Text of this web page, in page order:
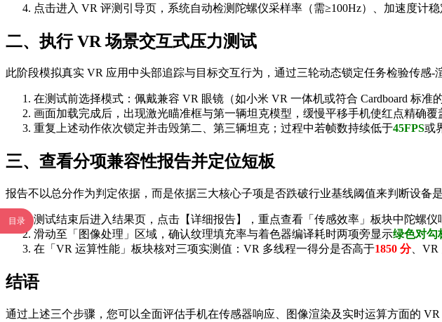
目录
点击进入 VR 评测引导页，系统自动检测陀螺仪采样率（需≥100Hz）、加速度计
二、执行 VR 场景交互式压力测试
此阶段模拟真实 VR 应用中头部追踪与目标交互行为，通过三轮动态锁定任务检验传感
在测试前选择模式：佩戴兼容 VR 眼镜（如小米 VR 一体机或符合 Cardboard 标准
画面加载完成后，出现激光瞄准框与第一辆坦克模型，缓慢平移手机使红点精确
重复上述动作依次锁定并击毁第二、第三辆坦克；过程中若帧数持续低于45FPS或
三、查看分项兼容性报告并定位短板
报告不以总分作为判定依据，而是依据三大核心子项是否跌破行业基线阈值来判断设备
测试结束后进入结果页，点击【详细报告】，重点查看「传感效率」板块中陀螺仪
滑动至「图像处理」区域，确认纹理填充率与着色器编译耗时两项旁显示绿色对勾
在「VR 运算性能」板块核对三项实测值：VR 多线程一得分是否高于1850 分、VR
结语
通过上述三个步骤，您可以全面评估手机在传感器响应、图像渲染及实时运算方面的